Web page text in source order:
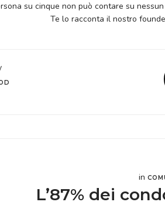
su cinque non può contare su
Te lo racconta il nostro
in
L’87% dei